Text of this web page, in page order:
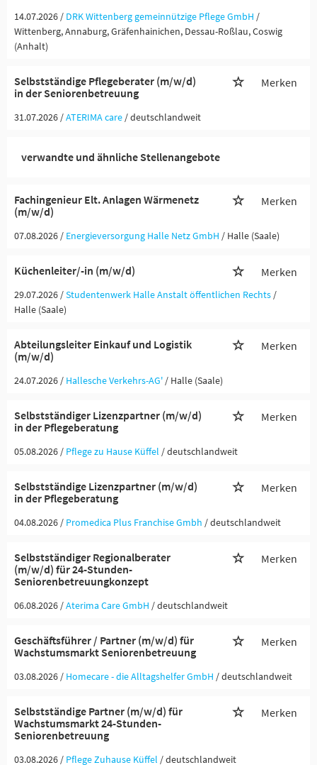
14.07.2026 / DRK Wittenberg gemeinnützige Pflege GmbH /
Wittenberg, Annaburg, Gräfenhainichen, Dessau-Roßlau, Coswig
(Anhalt)
Selbstständige Pflegeberater (m/w/d)
in der Seniorenbetreuung
Merken
31.07.2026 /ATERIMA care / deutschlandweit
verwandte und ähnliche Stellenangebote
Fachingenieur Elt. Anlagen Wärmenetz
(m/w/d)
Merken
07.08.2026 / Energieversorgung Halle Netz GmbH / Halle (Saale)
Küchenleiter/-in (m/w/d) Merken
29.07.2026 /Studentenwerk Halle Anstalt öffentlichen Rechts /
Halle (Saale)
Abteilungsleiter Einkauf und Logistik
(m/w/d)
Merken
24.07.2026 / Hallesche Verkehrs-AG' / Halle (Saale)
Selbstständiger Lizenzpartner (m/w/d)
in der Pflegeberatung
Merken
05.08.2026 / Pflege zu Hause Küffel / deutschlandweit
Selbstständige Lizenzpartner (m/w/d)
in der Pflegeberatung
Merken
04.08.2026 / Promedica Plus Franchise Gmbh / deutschlandweit
Selbstständiger Regionalberater
(m/w/d) für 24-Stunden-
Seniorenbetreuungkonzept
Merken
06.08.2026 /Aterima Care GmbH / deutschlandweit
Geschäftsführer / Partner (m/w/d) für
Wachstumsmarkt Seniorenbetreuung
Merken
03.08.2026 / Homecare - die Alltagshelfer GmbH / deutschlandweit
Selbstständige Partner (m/w/d) für
Wachstumsmarkt 24-Stunden-
Seniorenbetreuung
Merken
03.08.2026 / Pflege Zuhause Küffel / deutschlandweit